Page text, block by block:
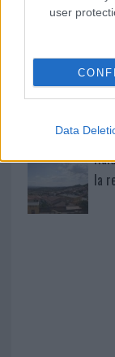
user
Data
la